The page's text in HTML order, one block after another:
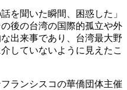
を聞いた瞬間、困惑した」
後の台湾の国際的孤立や外
出来事であり、台湾最大野
していないように見えたこ
ランシスコの華僑団体主催